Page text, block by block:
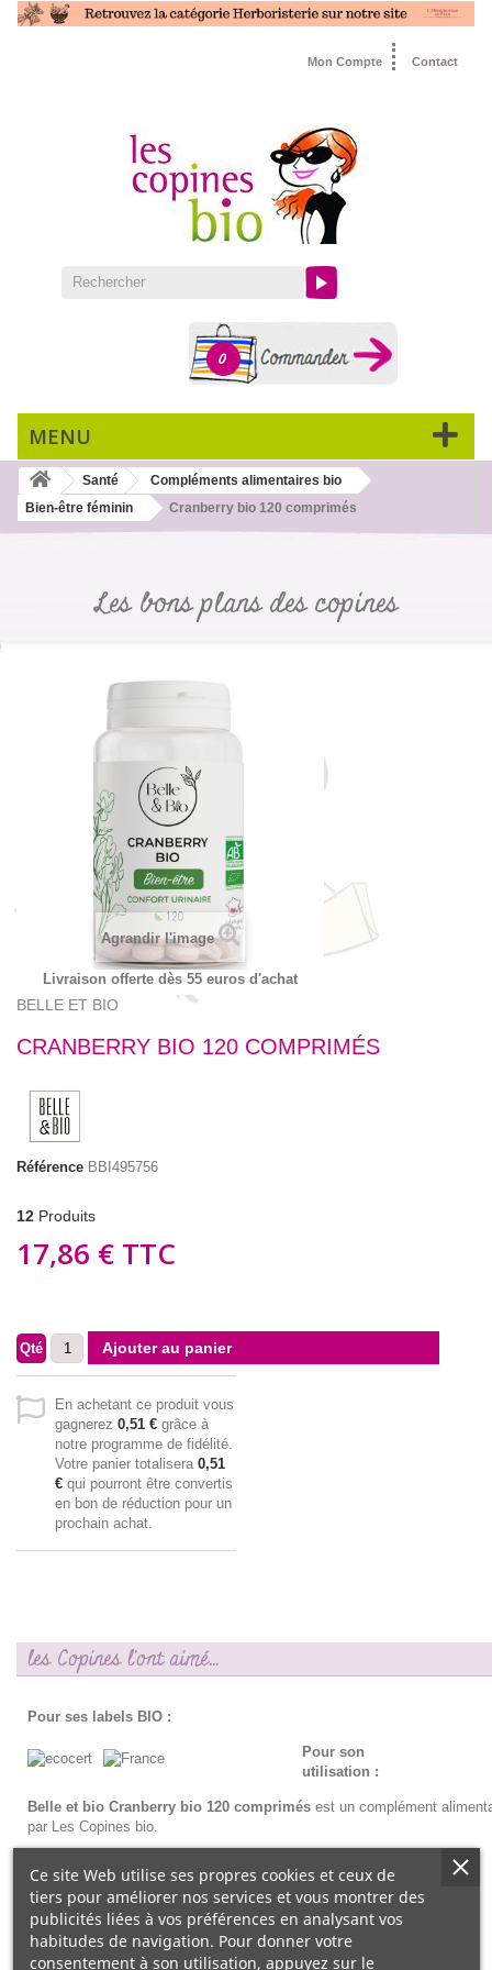
Contact
Mon Compte
0
MENU
Santé
Compléments alimentaires bio
Bien-être féminin
Cranberry bio 120 comprimés
Les bons plans des copines
Agrandir l'image
Livraison offerte dès 55 euros d'achat
BELLE ET BIO
CRANBERRY BIO 120 COMPRIMÉS
Référence BBI495756
12 Produits
17,86 € TTC
Qté Ajouter au panier
En achetant ce produit vous
gagnerez 0,51 € grâce à
notre programme de fidélité.
Votre panier totalisera 0,51
€ qui pourront être convertis
en bon de réduction pour un
prochain achat.
les Copines l'ont aimé...
Pour ses labels BIO :
Pour son
utilisation :
Belle et bio Cranberry bio 120 comprimés est un complément
par Les Copines bio.
Ce site Web utilise ses propres cookies et ceux de
tiers pour améliorer nos services et vous montrer des
publicités liées à vos préférences en analysant vos
habitudes de navigation. Pour donner votre
consentement à son utilisation, appuyez sur le